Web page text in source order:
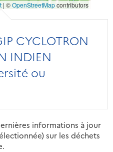
| ©OpenStreetMapcontributors
CYCLOTRON
INDIEN
ou
informations à jour
sur les déchets